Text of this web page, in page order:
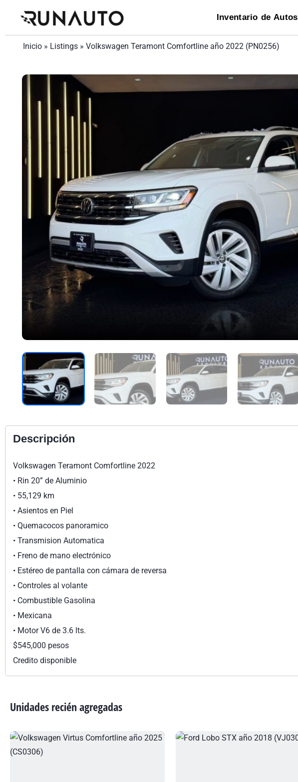
Inventario de Autos
Inicio» Listings» Volkswagen Teramont Comfortline año 2022 (PN0256)
Descripción
Volkswagen Teramont Comfortline 2022
•⁠ ⁠Rin 20” de Aluminio
•⁠ ⁠55,129 km
•⁠ ⁠Asientos en Piel
•⁠ ⁠Quemacocos panoramico
•⁠ ⁠Transmision Automatica
•⁠ ⁠Freno de mano electrónico
•⁠ ⁠Estéreo de pantalla con cámara de reversa
•⁠ ⁠Controles al volante
•⁠ ⁠Combustible Gasolina
•⁠ ⁠Mexicana
•⁠ ⁠Motor V6 de 3.6 lts.
$545,000 pesos
Credito disponible
Unidades recién agregadas